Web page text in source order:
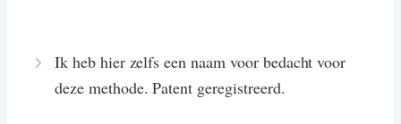
Ik heb hier zelfs een naam voor bedacht voor
deze methode. Patent geregistreerd.